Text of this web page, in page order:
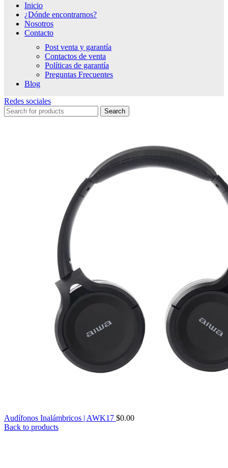
Inicio
¿Dónde encontrarnos?
Nosotros
Contacto
Post venta y garantía
Contactos de venta
Políticas de garantía
Preguntas Frecuentes
Blog
Redes sociales
Search
Audífonos Inalámbricos | AWK17 $0.00
Back to products